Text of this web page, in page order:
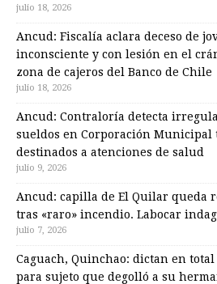
julio 18, 2026
Ancud: Fiscalía aclara deceso de
inconsciente y con lesión en el
zona de cajeros del Banco de Chile
julio 18, 2026
Ancud: Contraloría detecta
sueldos en Corporación Municipal
destinados a atenciones de salud
julio 9, 2026
Ancud: capilla de El Quilar queda
tras «raro» incendio. Labocar
julio 7, 2026
Caguach, Quinchao: dictan en
para sujeto que degolló a su